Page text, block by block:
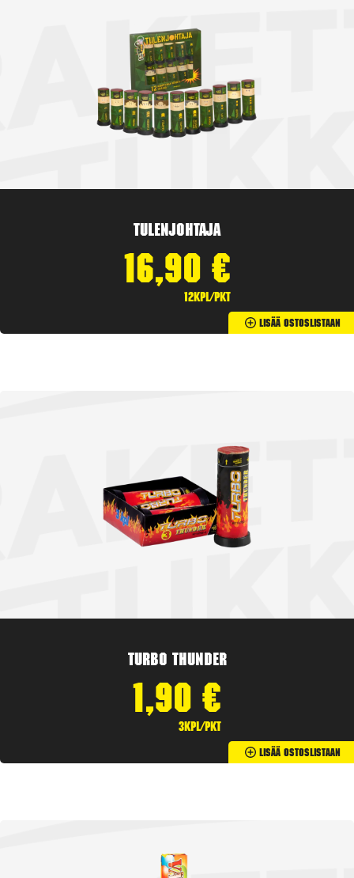
Tulenjohtaja
16,90 €
12kpl/pkt
Lisää Ostoslistaan
Turbo Thunder
1,90 €
3kpl/pkt
Lisää Ostoslistaan